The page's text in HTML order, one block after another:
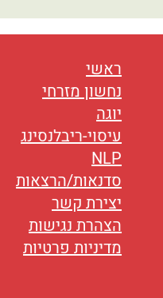
אורח חיים
בריאות
טיפולים
עיסוי
ראשי
נחשון מזרחי
יוגה
עיסוי-ריבלנסינג
NLP
סדנאות/הרצאות
יצירת קשר
הצהרת נגישות
מדיניות פרטיות